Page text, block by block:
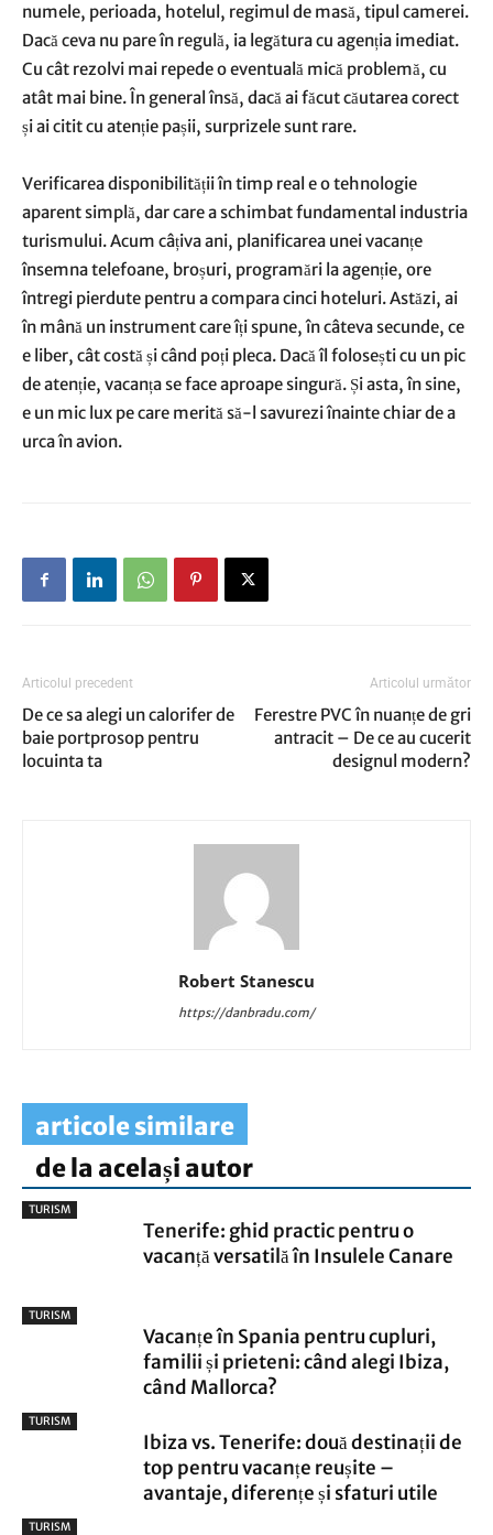
numele, perioada, hotelul, regimul de masă, tipul camerei.
Dacă ceva nu pare în regulă, ia legătura cu agenția imediat.
Cu cât rezolvi mai repede o eventuală mică problemă, cu
atât mai bine. În general însă, dacă ai făcut căutarea corect
și ai citit cu atenție pașii, surprizele sunt rare.
Verificarea disponibilității în timp real e o tehnologie
aparent simplă, dar care a schimbat fundamental industria
turismului. Acum câțiva ani, planificarea unei vacanțe
însemna telefoane, broșuri, programări la agenție, ore
întregi pierdute pentru a compara cinci hoteluri. Astăzi, ai
în mână un instrument care îți spune, în câteva secunde, ce
e liber, cât costă și când poți pleca. Dacă îl folosești cu un pic
de atenție, vacanța se face aproape singură. Și asta, în sine,
e un mic lux pe care merită să-l savurezi înainte chiar de a
urca în avion.
Articolul precedent
De ce sa alegi un calorifer de
baie portprosop pentru
locuinta ta
Articolul următor
Ferestre PVC în nuanțe de gri
antracit – De ce au cucerit
designul modern?
Robert Stanescu
https://danbradu.com/
articole similare
de la același autor
TURISM
Tenerife: ghid practic pentru o
vacanță versatilă în Insulele Canare
TURISM
Vacanțe în Spania pentru cupluri,
familii și prieteni: când alegi Ibiza,
când Mallorca?
TURISM
Ibiza vs. Tenerife: două destinații de
top pentru vacanțe reușite –
avantaje, diferențe și sfaturi utile
TURISM